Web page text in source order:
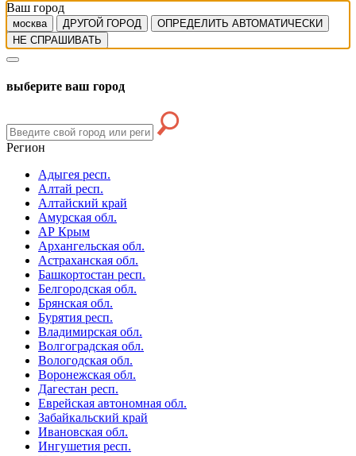
Ваш город
москва ДРУГОЙ ГОРОД
ОПРЕДЕЛИТЬ АВТОМАТИЧЕСКИ
НЕ СПРАШИВАТЬ
выберите ваш город
Регион
Адыгея респ.
Алтай респ.
Алтайский край
Амурская обл.
АР Крым
Архангельская обл.
Астраханская обл.
Башкортостан респ.
Белгородская обл.
Брянская обл.
Бурятия респ.
Владимирская обл.
Волгоградская обл.
Вологодская обл.
Воронежская обл.
Дагестан респ.
Еврейская автономная обл.
Забайкальский край
Ивановская обл.
Ингушетия респ.